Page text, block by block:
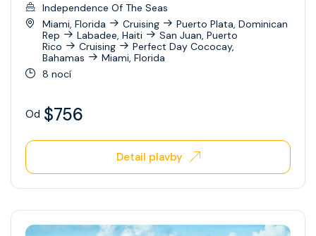
Independence Of The Seas
Miami, Florida
Cruising
Puerto Plata, Dominican
Rep
Labadee, Haiti
San Juan, Puerto
Rico
Cruising
Perfect Day Cococay,
Bahamas
Miami, Florida
8 nocí
Od $756
Detail plavby